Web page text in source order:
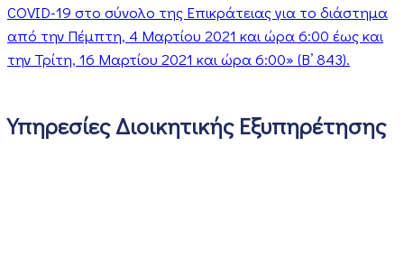
COVID-19 στο σύνολο της Επικράτειας για το διάστημα
από την Πέμπτη, 4 Μαρτίου 2021 και ώρα 6:00 έως και
την Τρίτη, 16 Μαρτίου 2021 και ώρα 6:00» (Β’ 843).
Υπηρεσίες Διοικητικής Εξυπηρέτησης